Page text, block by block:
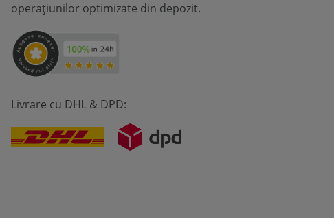
operațiunilor optimizate din depozit.
Livrare cu DHL & DPD: